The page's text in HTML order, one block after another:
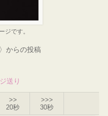
ジです。
からの投稿
送り
>>
20秒
>>>
30秒